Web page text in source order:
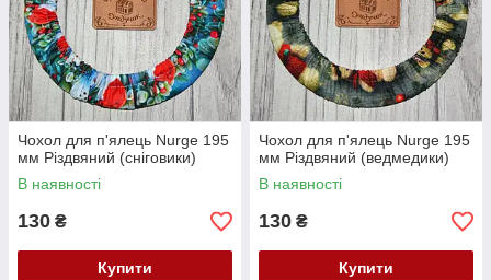
Чохол для п'ялець Nurge 195
мм Різдвяний (сніговики)
В наявності
130 ₴
Купити
Чохол для п'ялець Nurge 195
мм Різдвяний (ведмедики)
В наявності
130 ₴
Купити